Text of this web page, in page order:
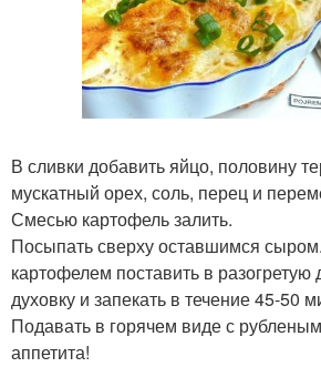
В сливки добавить яйцо, половину
мускатный орех, соль, перец и
Смесью картофель залить.
Посыпать сверху оставшимся
картофелем поставить в разогретую
духовку и запекать в течение 45-50
Подавать в горячем виде с
аппетита!